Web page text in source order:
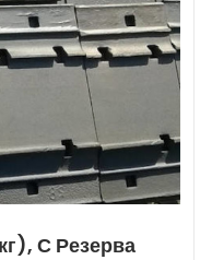
С Резерва